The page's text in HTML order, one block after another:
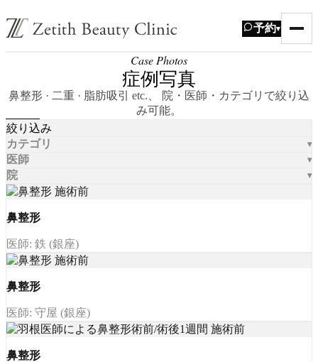
予約▾
Case Photos
症例写真
鼻整形 · 二重 · 脂肪吸引 etc.、 院・医師・カテゴリで絞り込
み可能。
絞り込み
カテゴリ
医師
院
鼻整形
医師: 鉄 (銀座)
鼻整形
医師: 守屋 (銀座)
鼻整形